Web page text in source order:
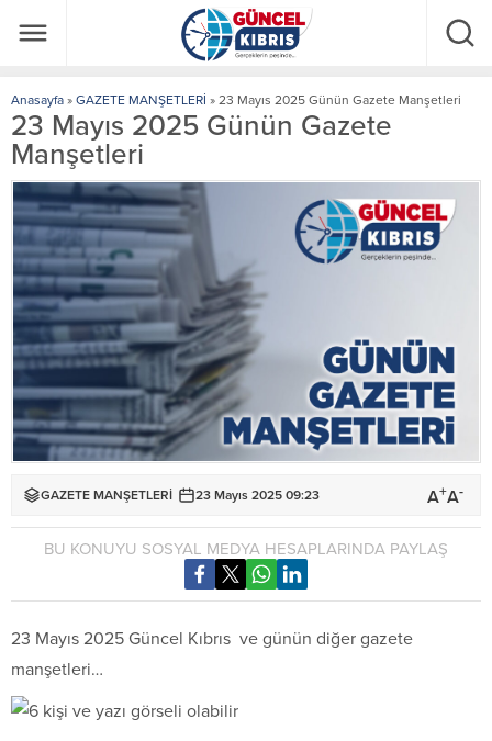
Anasayfa » GAZETE MANŞETLERİ » 23 Mayıs 2025 Günün Gazete Manşetleri
23 Mayıs 2025 Günün Gazete
Manşetleri
GAZETE MANŞETLERİ 23 Mayıs 2025 09:23 A+A-
BU KONUYU SOSYAL MEDYA HESAPLARINDA PAYLAŞ
23 Mayıs 2025 Güncel Kıbrıs ve günün diğer gazete
manşetleri…